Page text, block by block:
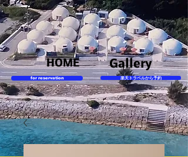
HOME
for reservation
Gallery
楽天トラベルから予約